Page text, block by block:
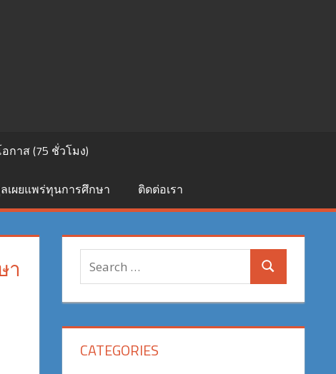
กาส (75 ชั่วโมง)
เผยแพร่ทุนการศึกษา ติดต่อเรา
า
Search
for:
Search
CATEGORIES